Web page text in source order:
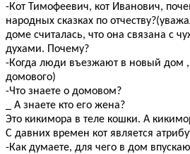
-Кот Тимофеевич, кот Иванович,
народных сказках по
доме считалась, что она связана с
духами. Почему?
-Когда люди въезжают в новый дом ,
домового)
-Что знаете о домовом?
_ А знаете кто его жена?
Это кикимора в теле кошки. А
С давних времен кот является
-Как думаете, для чего в дом